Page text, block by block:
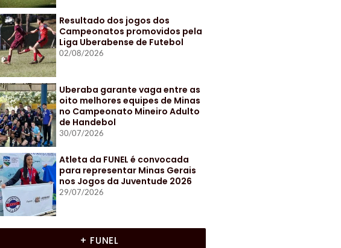
Resultado dos jogos dos
Campeonatos promovidos pela
Liga Uberabense de Futebol
02/08/2026
Uberaba garante vaga entre as
oito melhores equipes de Minas
no Campeonato Mineiro Adulto
de Handebol
30/07/2026
Atleta da FUNEL é convocada
para representar Minas Gerais
nos Jogos da Juventude 2026
29/07/2026
+ FUNEL